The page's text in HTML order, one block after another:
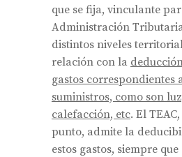
que se fija, vinculante
Administración
distintos niveles
relación con la
gastos correspondientes
suministros, como son
calefacción, etc. El
punto, admite la
estos gastos, siempre que